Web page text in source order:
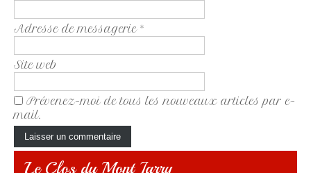
Adresse de messagerie *
Site web
Prévenez-moi de tous les nouveaux articles par e-
mail.
Le Clos du Mont Jarry